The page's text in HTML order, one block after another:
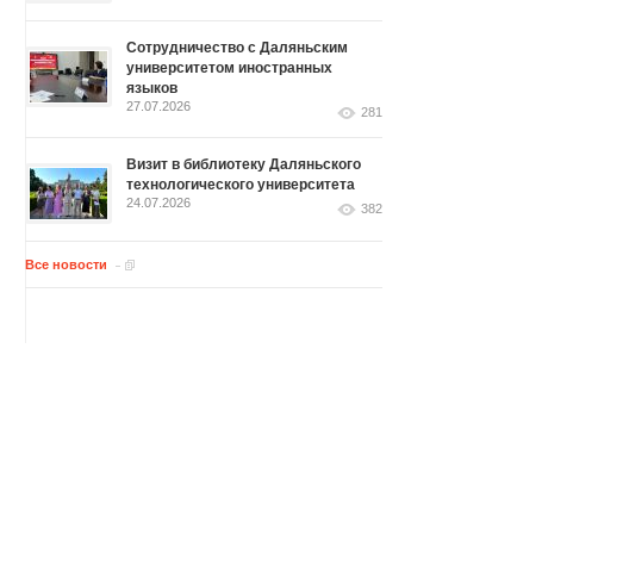
Сотрудничество с Даляньским
университетом иностранных
языков
27.07.2026 281
Визит в библиотеку Даляньского
технологического университета
24.07.2026 382
Все новости